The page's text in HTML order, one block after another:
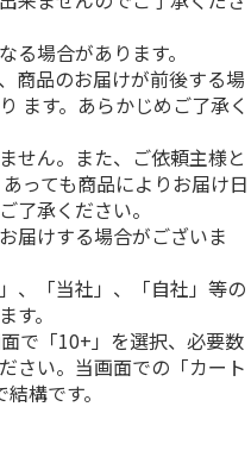
場合があります。
商品のお届けが前後する場
ます。あらかじめご了承く
せん。また、ご依頼主様と
っても商品によりお届け日
了承ください。
届けする場合がございま
、「当社」、「自社」等の
。
で「10+」を選択、必要数
さい。当画面での「カート
構です。